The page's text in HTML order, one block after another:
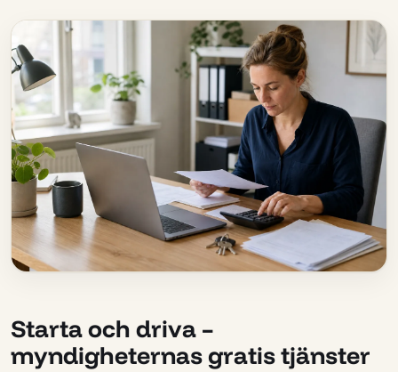
Starta och driva –
myndigheternas gratis tjänster